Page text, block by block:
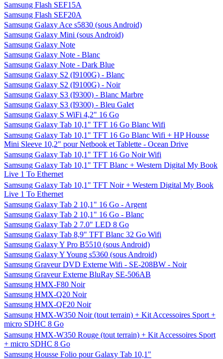
Samsung Flash SEF15A
Samsung Flash SEF20A
Samsung Galaxy Ace s5830 (sous Android)
Samsung Galaxy Mini (sous Android)
Samsung Galaxy Note
Samsung Galaxy Note - Blanc
Samsung Galaxy Note - Dark Blue
Samsung Galaxy S2 (I9100G) - Blanc
Samsung Galaxy S2 (I9100G) - Noir
Samsung Galaxy S3 (I9300) - Blanc Marbre
Samsung Galaxy S3 (I9300) - Bleu Galet
Samsung Galaxy S WiFi 4,2" 16 Go
Samsung Galaxy Tab 10,1" TFT 16 Go Blanc Wifi
Samsung Galaxy Tab 10,1" TFT 16 Go Blanc Wifi + HP Housse
Mini Sleeve 10,2" pour Netbook et Tablette - Ocean Drive
Samsung Galaxy Tab 10,1" TFT 16 Go Noir Wifi
Samsung Galaxy Tab 10,1" TFT Blanc + Western Digital My Book
Live 1 To Ethernet
Samsung Galaxy Tab 10,1" TFT Noir + Western Digital My Book
Live 1 To Ethernet
Samsung Galaxy Tab 2 10,1" 16 Go - Argent
Samsung Galaxy Tab 2 10,1" 16 Go - Blanc
Samsung Galaxy Tab 2 7.0" LED 8 Go
Samsung Galaxy Tab 8,9" TFT Blanc 32 Go Wifi
Samsung Galaxy Y Pro B5510 (sous Android)
Samsung Galaxy Y Young s5360 (sous Android)
Samsung Graveur DVD Externe Wifi - SE-208BW - Noir
Samsung Graveur Externe BluRay SE-506AB
Samsung HMX-F80 Noir
Samsung HMX-Q20 Noir
Samsung HMX-QF20 Noir
Samsung HMX-W350 Noir (tout terrain) + Kit Accessoires Sport +
micro SDHC 8 Go
Samsung HMX-W350 Rouge (tout terrain) + Kit Accessoires Sport
+ micro SDHC 8 Go
Samsung Housse Folio pour Galaxy Tab 10,1"